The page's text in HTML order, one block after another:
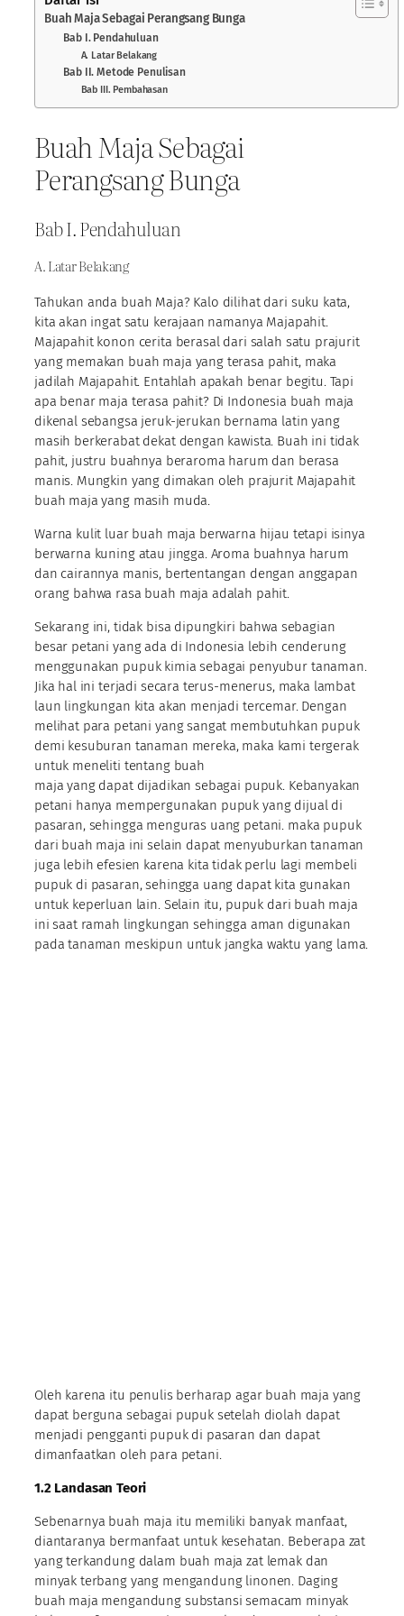
Buah Maja Sebagai Perangsang Bunga
Bab I. Pendahuluan
A. Latar Belakang
Bab II. Metode Penulisan
Bab III. Pembahasan
Buah Maja Sebagai
Perangsang Bunga
Bab I. Pendahuluan
A. Latar Belakang
Tahukan anda buah Maja? Kalo dilihat dari suku kata,
kita akan ingat satu kerajaan namanya Majapahit.
Majapahit konon cerita berasal dari salah satu prajurit
yang memakan buah maja yang terasa pahit, maka
jadilah Majapahit. Entahlah apakah benar begitu. Tapi
apa benar maja terasa pahit? Di Indonesia buah maja
dikenal sebangsa jeruk-jerukan bernama latin yang
masih berkerabat dekat dengan kawista. Buah ini tidak
pahit, justru buahnya beraroma harum dan berasa
manis. Mungkin yang dimakan oleh prajurit Majapahit
buah maja yang masih muda.
Warna kulit luar buah maja berwarna hijau tetapi isinya
berwarna kuning atau jingga. Aroma buahnya harum
dan cairannya manis, bertentangan dengan anggapan
orang bahwa rasa buah maja adalah pahit.
Sekarang ini, tidak bisa dipungkiri bahwa sebagian
besar petani yang ada di Indonesia lebih cenderung
menggunakan pupuk kimia sebagai penyubur tanaman.
Jika hal ini terjadi secara terus-menerus, maka lambat
laun lingkungan kita akan menjadi tercemar. Dengan
melihat para petani yang sangat membutuhkan pupuk
demi kesuburan tanaman mereka, maka kami tergerak
untuk meneliti tentang buah
maja yang dapat dijadikan sebagai pupuk. Kebanyakan
petani hanya mempergunakan pupuk yang dijual di
pasaran, sehingga menguras uang petani. maka pupuk
dari buah maja ini selain dapat menyuburkan tanaman
juga lebih efesien karena kita tidak perlu lagi membeli
pupuk di pasaran, sehingga uang dapat kita gunakan
untuk keperluan lain. Selain itu, pupuk dari buah maja
ini saat ramah lingkungan sehingga aman digunakan
pada tanaman meskipun untuk jangka waktu yang lama.
Oleh karena itu penulis berharap agar buah maja yang
dapat berguna sebagai pupuk setelah diolah dapat
menjadi pengganti pupuk di pasaran dan dapat
dimanfaatkan oleh para petani.
1.2 Landasan Teori
Sebenarnya buah maja itu memiliki banyak manfaat,
diantaranya bermanfaat untuk kesehatan. Beberapa zat
yang terkandung dalam buah maja zat lemak dan
minyak terbang yang mengandung linonen. Daging
buah maja mengandung substansi semacam minyak